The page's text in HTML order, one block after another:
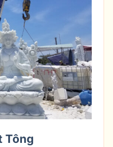
Tông